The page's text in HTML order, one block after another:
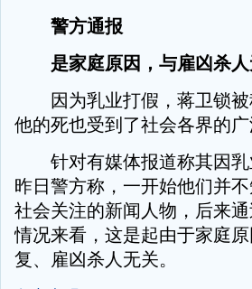
警方通报
是家庭原因，与雇凶杀
因为乳业打假，蒋卫锁被
他的死也受到了社会各界的广
针对有媒体报道称其因乳
昨日警方称，一开始他们并
社会关注的新闻人物，后来
情况来看，这是起由于家庭
复、雇凶杀人无关。